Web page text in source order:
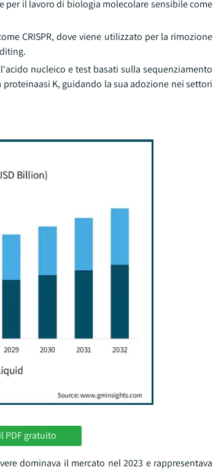
per il lavoro di biologia molecolare sensibile come
CRISPR, dove viene utilizzato per la rimozione
nucleico e test basati sulla sequenziamento
K, guidando la sua adozione nei settori
PDF gratuito
dominava il mercato nel 2023 e rappresentava